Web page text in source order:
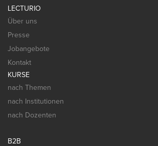
LECTURIO
Über uns
Presse
Jobangebote
Kontakt
KURSE
nach Themen
nach Institutionen
nach Dozenten
B2B